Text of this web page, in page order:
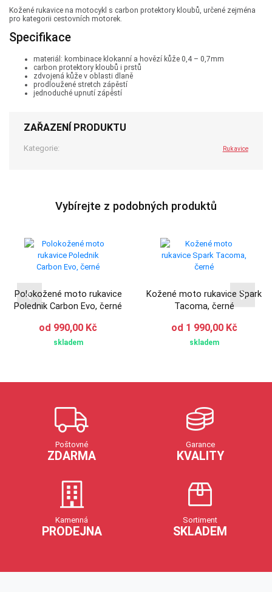
Kožené rukavice na motocykl s carbon protektory kloubů, určené zejména
pro kategorii cestovních motorek.
Specifikace
materiál: kombinace klokanní a hovězí kůže 0,4 – 0,7mm
carbon protektory kloubů i prstů
zdvojená kůže v oblasti dlaně
prodloužené stretch zápěstí
jednoduché upnutí zápěstí
ZAŘAZENÍ PRODUKTU
Kategorie: Rukavice
Vybírejte z podobných produktů
Polokožené moto rukavice
Polednik Carbon Evo, černé
od 990,00 Kč
skladem
Kožené moto rukavice Spark
Tacoma, černé
od 1 990,00 Kč
skladem
Poštovné
ZDARMA
Garance
KVALITY
Kamenná
PRODEJNA
Sortiment
SKLADEM